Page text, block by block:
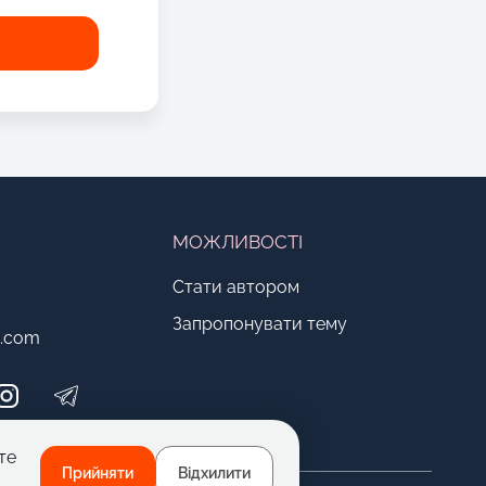
МОЖЛИВОСТІ
Стати автором
Запропонувати тему
Прийняти Відхилити